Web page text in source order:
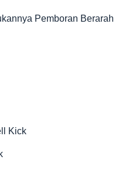
Pemboran Berarah
Kick